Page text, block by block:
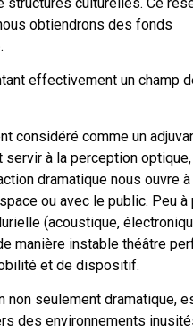
obtiendrons des fonds
effectivement un champ
considéré comme un
servir à la perception
dramatique nous ouvre
ou avec le public. Peu à
(acoustique,
manière instable théâtre
et de dispositif.
non seulement dramatique,
des environnements